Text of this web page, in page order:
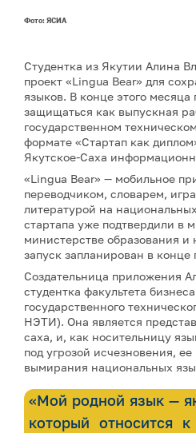
Фото: ЯСИА
Студентка из Якутии Алина
проект «Lingua Bear» для
языков. В конце этого месяца
защищаться как выпускная
государственном
формате «Стартап как
Якутское-Саха
«Lingua Bear» — мобильное
переводчиком, словарем,
литературой на
стартапа уже подтвердили в
министерстве образования и
запуск запланирован в конце
Создательница приложения
студентка факультета
государственного
НЭТИ). Она является
саха, и, как носительницу
под угрозой исчезновения,
вымирания национальных
«Мой родной язык —
который относится